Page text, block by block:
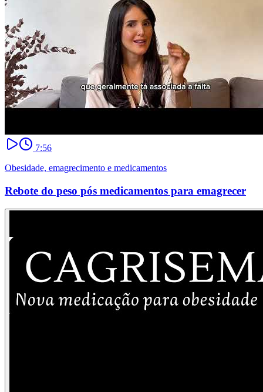
7:56
Obesidade, emagrecimento e medicamentos
Rebote do peso pós medicamentos para emagrecer